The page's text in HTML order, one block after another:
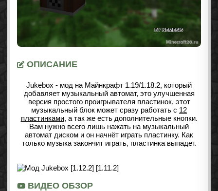
ОПИСАНИЕ
Jukebox - мод на Майнкрафт 1.19/1.18.2, который
добавляет музыкальный автомат, это улучшенная
версия простого проигрывателя пластинок, этот
музыкальный блок может сразу работать с 12
пластинками, а так же есть дополнительные кнопки.
Вам нужно всего лишь нажать на музыкальный
автомат диском и он начнёт играть пластинку. Как
только музыка закончит играть, пластинка выпадет.
ВИДЕО ОБЗОР